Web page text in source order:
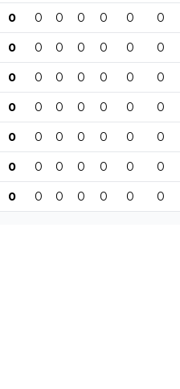
0 0 0 0 0 0 0
0 0 0 0 0 0 0
0 0 0 0 0 0 0
0 0 0 0 0 0 0
0 0 0 0 0 0 0
0 0 0 0 0 0 0
0 0 0 0 0 0 0